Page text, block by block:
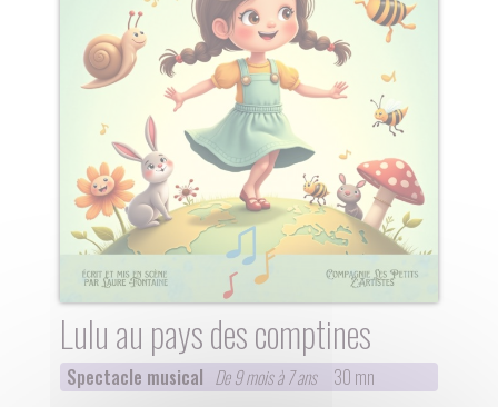
Lulu au pays des comptines
Spectacle musical De 9 mois à 7 ans 30 mn